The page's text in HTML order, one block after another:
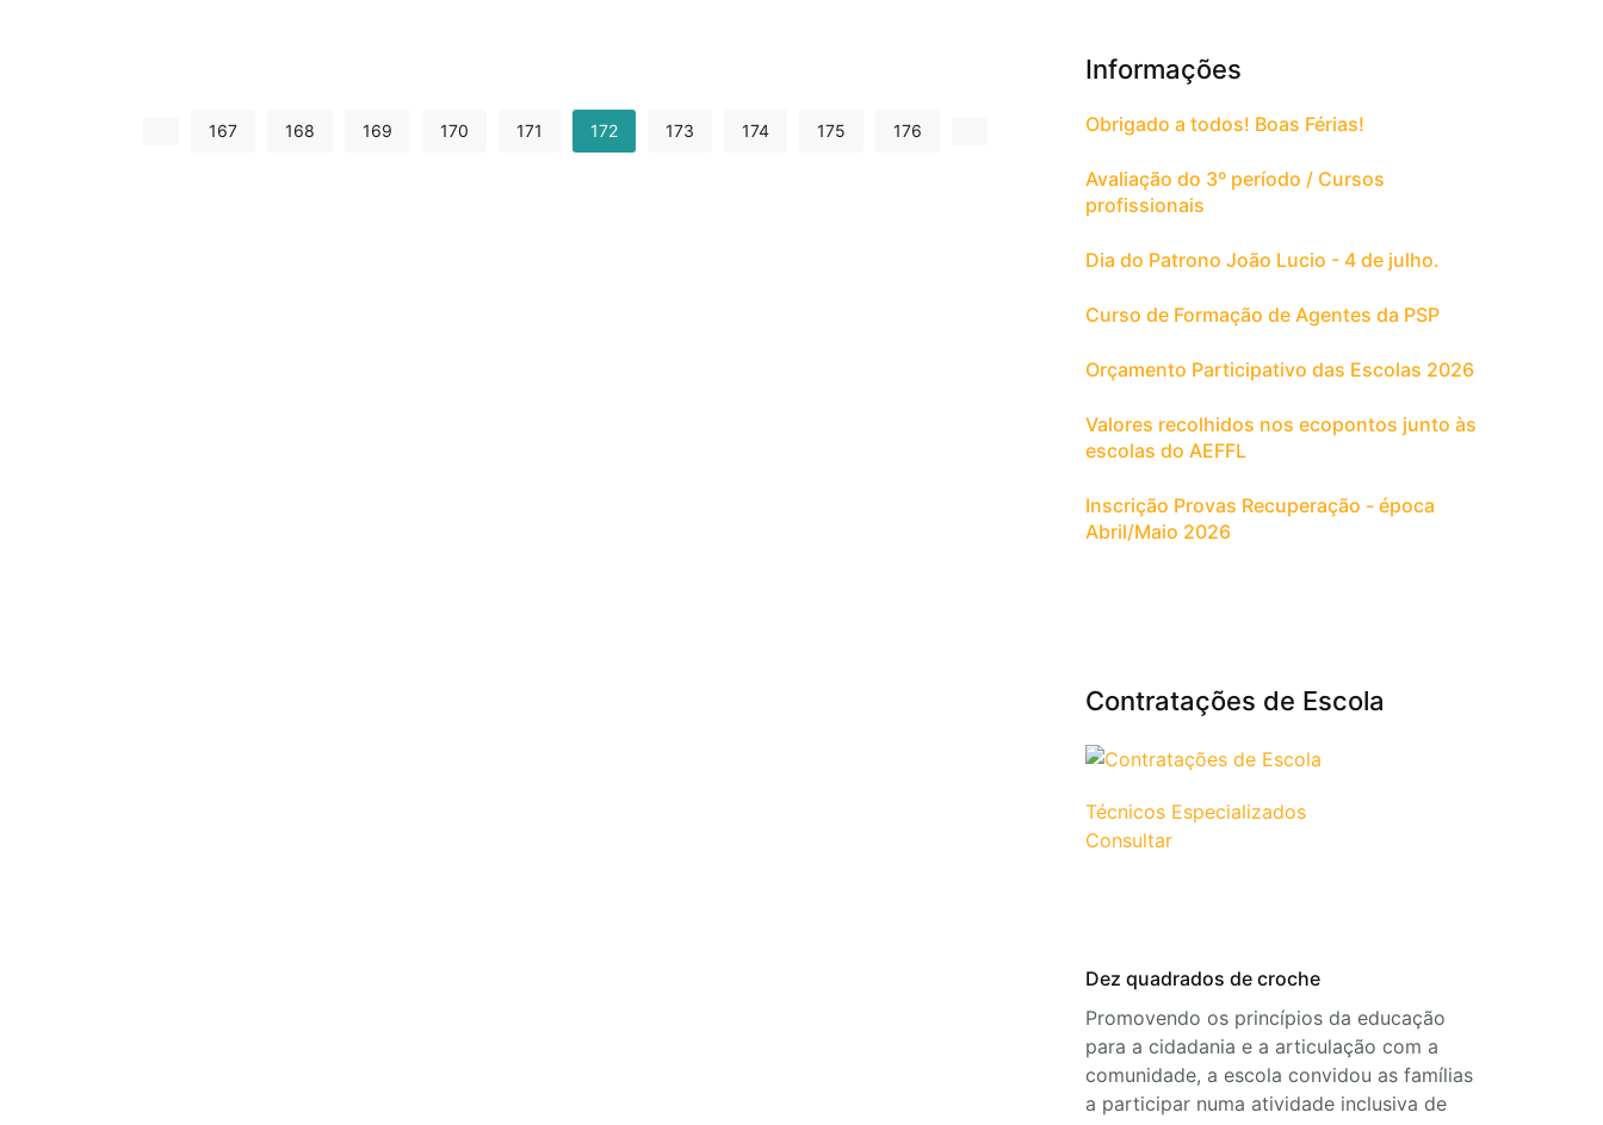
167 168 169 170 171 172 173 174 175 176
Informações
Obrigado a todos! Boas Férias!
Avaliação do 3º período / Cursos
profissionais
Dia do Patrono João Lucio - 4 de julho.
Curso de Formação de Agentes da PSP
Orçamento Participativo das Escolas 2026
Valores recolhidos nos ecopontos junto às
escolas do AEFFL
Inscrição Provas Recuperação - época
Abril/Maio 2026
Contratações de Escola
Técnicos Especializados
Consultar
Dez quadrados de croche
Promovendo os princípios da educação
para a cidadania e a articulação com a
comunidade, a escola convidou as famílias
a participar numa atividade inclusiva de